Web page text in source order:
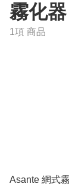
霧化器
1項 商品
Asante 網式